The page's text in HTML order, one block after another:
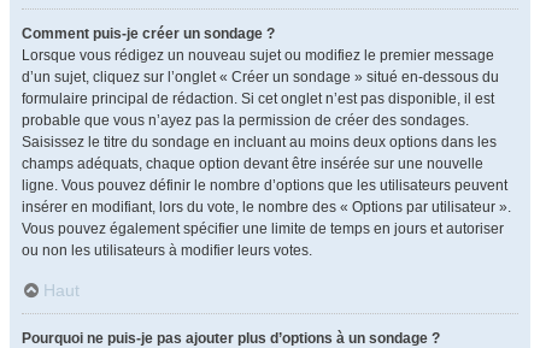
Comment puis-je créer un sondage ?
Lorsque vous rédigez un nouveau sujet ou modifiez le premier message
d’un sujet, cliquez sur l’onglet « Créer un sondage » situé en-dessous du
formulaire principal de rédaction. Si cet onglet n’est pas disponible, il est
probable que vous n’ayez pas la permission de créer des sondages.
Saisissez le titre du sondage en incluant au moins deux options dans les
champs adéquats, chaque option devant être insérée sur une nouvelle
ligne. Vous pouvez définir le nombre d’options que les utilisateurs peuvent
insérer en modifiant, lors du vote, le nombre des « Options par utilisateur ».
Vous pouvez également spécifier une limite de temps en jours et autoriser
ou non les utilisateurs à modifier leurs votes.
Haut
Pourquoi ne puis-je pas ajouter plus d’options à un sondage ?